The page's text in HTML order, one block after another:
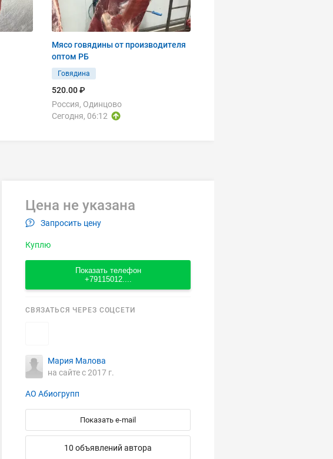
Мясо говядины от производителя
оптом РБ
Говядина
520.00 ₽
Россия, Одинцово
Сегодня, 06:12
Цена не указана
Запросить цену
Куплю
Показать телефон
+79115012....
СВЯЗАТЬСЯ ЧЕРЕЗ СОЦСЕТИ
Мария Малова
на сайте с 2017 г.
АО Абиогрупп
Показать e-mail
10 объявлений автора